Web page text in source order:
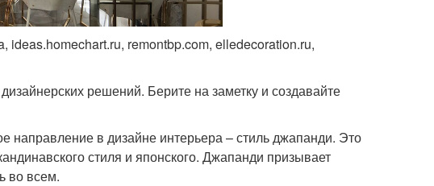
ideas.homechart.ru, remontbp.com, elledecoration.ru,
решений. Берите на заметку и создавайте
в дизайне интерьера – стиль джапанди. Это
стиля и японского. Джапанди призывает
во всем.